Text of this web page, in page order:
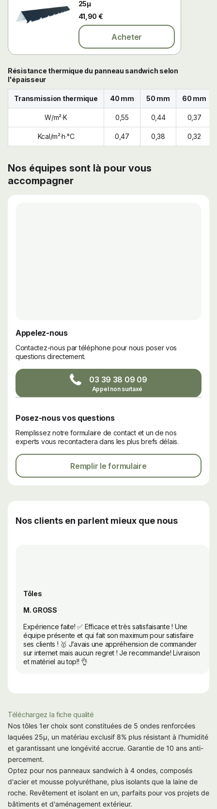
25µ
41,90 €
Acheter
Résistance thermique du panneau sandwich selon
l'épaisseur
Transmission thermique 40 mm 50 mm 60 mm
W/m²·K 0,55 0,44 0,37
Kcal/m²·h·°C 0,47 0,38 0,32
Nos équipes sont là pour vous
accompagner
Appelez-nous
Contactez-nous par téléphone pour nous poser vos
questions directement.
03 39 38 09 09
Posez-nous vos questions
Remplissez notre formulaire de contact et un de nos
experts vous recontactera dans les plus brefs délais.
Remplir le formulaire
Nos clients en parlent mieux que nous
Tôles
M. GROSS
Expérience faite! ✅ Efficace et très satisfaisante ! Une
équipe présente et qui fait son maximum pour satisfaire
ses clients ! 🥇 J’avais une appréhension de commander
sur internet mais aucun regret ! Je recommande! Livraison
et matériel au top!! 👌
Téléchargez la fiche qualité
Nos tôles 1er choix sont constituées de 5 ondes renforcées
laquées 25µ, un matériau exclusif 8% plus résistant à l'humidité
et garantissant une longévité accrue. Garantie de 10 ans anti-
percement.
Optez pour nos panneaux sandwich à 4 ondes, composés
d'acier et mousse polyuréthane, plus isolants que la laine de
roche. Revêtement et isolant en un, parfaits pour vos projets de
bâtiments et d'aménagement extérieur.